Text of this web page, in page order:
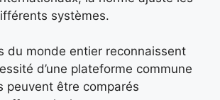
systèmes.
du monde entier reconnaissent
d’une plateforme commune
peuvent être comparés